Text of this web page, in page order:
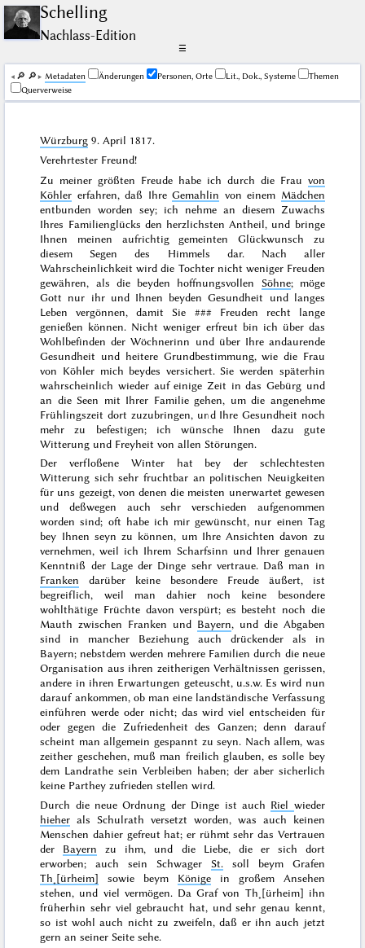
Schelling
Nachlass-Edition
☰
🔎︎ 🔎︎ Me­ta­da­ten Änderungen Personen, Orte Lit., Dok., Systeme
Themen
Querverweise
Würzburg 9. April 1817.
Verehrtester Freund!
Zu meiner größten Freude habe ich durch die Frau von
Köhler erfahren, daß IhreGemahlin von einem Mädchen
entbunden worden sey; ich nehme an diesem Zuwachs
Ihres Familienglücks den herzlichsten Antheil, und bringe
Ihnen meinen aufrichtig gemeinten Glückwunsch zu
diesem Segen des Himmels dar. Nach aller
Wahrscheinlichkeit wird die Tochter nicht weniger Freuden
gewähren, als die beyden hoffnungsvollen Söhne; möge
Gott nur ihr und Ihnen beyden Gesundheit und langes
Leben vergönnen, damit Sie ###Freuden recht lange
genießen können. Nicht weniger erfreut bin ich über das
Wohlbefinden der Wöchnerinn und über Ihre andaurende
Gesundheit und heitere Grundbestimmung, wie die Frau
von Köhler mich beydes versichert. Sie werden späterhin
wahrscheinlich wieder auf einige Zeit in das Gebürg und
an die Seen mit Ihrer Familie gehen, um die angenehme
Frühlingszeit dort zuzubringen, und Ihre Gesundheit noch
mehr zu befestigen; ich wünsche Ihnen dazu gute
Witterung und Freyheit von allen Störungen.
Der verfloßene Winterhat bey der schlechtesten
Witterung sich sehr fruchtbar an politischen Neuigkeiten
für uns gezeigt, von denen die meisten unerwartet gewesen
und deßwegen auch sehr verschieden aufgenommen
worden sind; oft habe ich mir gewünscht, nur einen Tag
bey Ihnen seyn zu können, um Ihre Ansichten davon zu
vernehmen, weil ich Ihrem Scharfsinn und Ihrer genauen
Kenntniß der Lage der Dinge sehr vertraue. Daß man in
Franken darüber keine besondere Freude äußert, ist
begreiflich, weil man dahier noch keine besondere
wohlthätige Früchte davon verspürt; es besteht noch die
Mauth zwischen Franken und Bayern, und die Abgaben
sind in mancher Beziehung auch drückender als in
Bayern; nebstdem werden mehrere Familien durch die neue
Organisation aus ihren zeitherigen Verhältnissen gerissen,
andere in ihren Erwartungen geteuscht, u.s.w. Es wird nun
darauf ankommen, ob man eine landständische Verfassung
einführen werde oder nicht; das wird viel entscheiden für
oder gegen die Zufriedenheit des Ganzen; denn darauf
scheint man allgemein gespannt zu seyn. Nach allem, was
zeither geschehen, muß man freilich glauben, es solle bey
dem Landrathe sein Verbleiben haben; der aber sicherlich
keine Parthey zufrieden stellen wird.
Durch die neue Ordnung der Dinge ist auch Riel wieder
hieher als Schulrath versetzt worden, was auch keinen
Menschen dahier gefreut hat; er rühmt sehr das Vertrauen
der Bayern zu ihm, und die Liebe, die er sich dort
erworben; auch sein Schwager St. soll beym Grafen
Th˖[ürheim] sowie beym Könige in großem Ansehen
stehen, und viel vermögen. Da Graf von Th˖[ürheim] ihn
früherhin sehr viel gebraucht hat, und sehr genau kennt,
so ist wohl auch nicht zu zweifeln, daß er ihn auch jetzt
gern an seiner Seite sehe.